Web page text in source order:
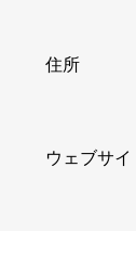
住所
ウェブサイ